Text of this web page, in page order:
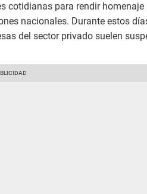
cotidianas para rendir homenaje
nacionales. Durante estos
del sector privado suelen